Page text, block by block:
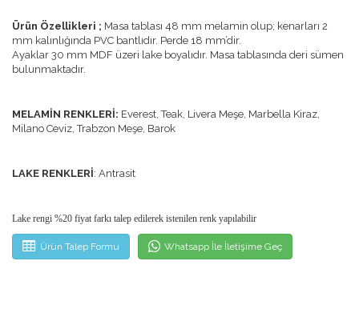
Ürün Özellikleri ; Masa tablası 48 mm melamin olup; kenarları 2
mm kalınlığında PVC bantlıdır. Perde 18 mm’dir.
Ayaklar 30 mm MDF üzeri lake boyalıdır. Masa tablasında deri sümen
bulunmaktadır.
MELAMİN RENKLERİ: Everest, Teak, Livera Meşe, Marbella Kiraz,
Milano Ceviz, Trabzon Meşe, Barok
LAKE RENKLERİ: Antrasit
Lake rengi %20 fiyat farkı talep edilerek istenilen renk yapılabilir
Ürün Talep Formu Whatsapp İle İletişime Geç